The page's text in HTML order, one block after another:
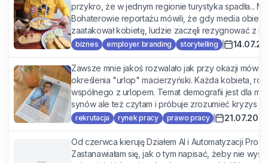
przykro, że w jednym regionie turystyka spadła...
Bohaterowie reportażu mówili, że gdy media
zaatakował kobietę, ludzie zaczęli rezygnować z
biznes employer branding storytelling
Zawsze mnie jakoś rozwalało jak przy okazji
określenia "urlop" macierzyński. Każda kobieta,
wspólnego z urlopem. Temat demografii jest dla
synów ale też czytam i próbuje zrozumieć kryzys
rekrutacja rynek pracy prawo pracy
Od czerwca kieruję Działem AI i Automatyzacji
Zastanawiałam się, jak o tym napisać, żeby nie